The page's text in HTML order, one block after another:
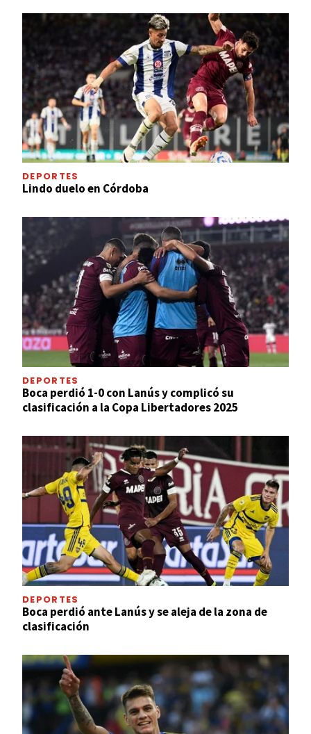
DEPORTES
Lindo duelo en Córdoba
DEPORTES
Boca perdió 1-0 con Lanús y complicó su
clasificación a la Copa Libertadores 2025
DEPORTES
Boca perdió ante Lanús y se aleja de la zona de
clasificación